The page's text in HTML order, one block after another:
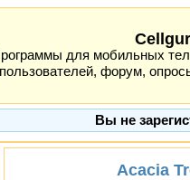
для мобильных
пользователей, форум,
Вы не
Acacia